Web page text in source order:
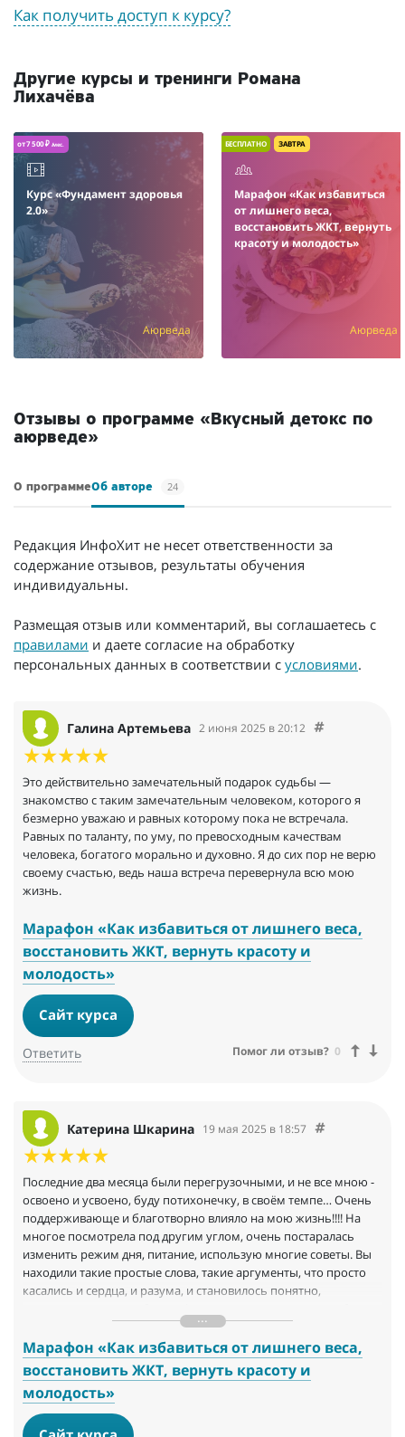
Как получить доступ к курсу?
Другие курсы и тренинги Романа
Лихачёва
от 7 500 ₽ /мес.
Курс «Фундамент здоровья
2.0»
Аюрведа
БЕСПЛАТНО ЗАВТРА
Марафон «Как избавиться
от лишнего веса,
восстановить ЖКТ, вернуть
красоту и молодость»
Аюрведа
Отзывы о программе «Вкусный детокс по
аюрведе»
О программеОб авторе 24
Редакция ИнфоХит не несет ответственности за
содержание отзывов, результаты обучения
индивидуальны.
Размещая отзыв или комментарий, вы соглашаетесь с
правилами и даете согласие на обработку
персональных данных в соответствии с условиями.
Галина Артемьева 2 июня 2025 в 20:12
Это действительно замечательный подарок судьбы —
знакомство с таким замечательным человеком, которого я
безмерно уважаю и равных которому пока не встречала.
Равных по таланту, по уму, по превосходным качествам
человека, богатого морально и духовно. Я до сих пор не верю
своему счастью, ведь наша встреча перевернула всю мою
жизнь.
Марафон «Как избавиться от лишнего веса,
восстановить ЖКТ, вернуть красоту и
молодость»
Сайт курса
Ответить Помог ли отзыв? 0
Катерина Шкарина 19 мая 2025 в 18:57
Последние два месяца были перегрузочными, и не все мною -
освоено и усвоено, буду потихонечку, в своём темпе… Очень
поддерживающе и благотворно влияло на мою жизнь!!!! На
многое посмотрела под другим углом, очень постаралась
изменить режим дня, питание, использую многие советы. Вы
находили такие простые слова, такие аргументы, что просто
касались и сердца, и разума, и становилось понятно,
Марафон «Как избавиться от лишнего веса,
восстановить ЖКТ, вернуть красоту и
молодость»